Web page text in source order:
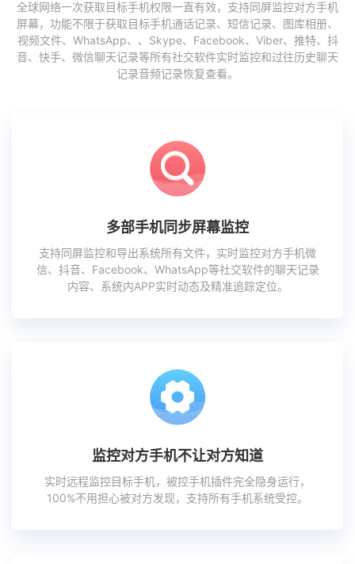
全球网络一次获取目标手机权限一直有效，支持同屏监控对方手机
屏幕，功能不限于获取目标手机通话记录、短信记录、图库相册、
视频文件、WhatsApp、、Skype、Facebook、Viber、推特、抖
音、快手、微信聊天记录等所有社交软件实时监控和过往历史聊天
记录音频记录恢复查看。
多部手机同步屏幕监控
支持同屏监控和导出系统所有文件，实时监控对方手机微
信、抖音、Facebook、WhatsApp等社交软件的聊天记录
内容、系统内APP实时动态及精准追踪定位。
监控对方手机不让对方知道
实时远程监控目标手机，被控手机插件完全隐身运行，
100%不用担心被对方发现，支持所有手机系统受控。